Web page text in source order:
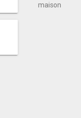
maison